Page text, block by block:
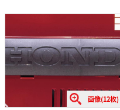
画像(12枚)